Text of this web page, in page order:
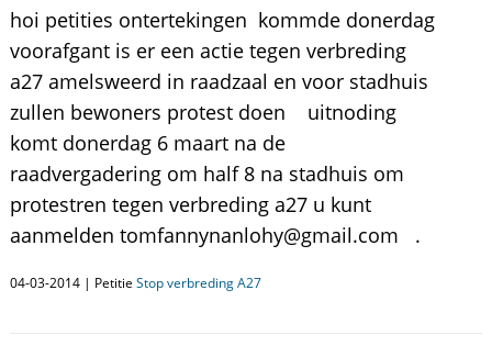
hoi petities ontertekingen kommde donerdag
voorafgant is er een actie tegen verbreding
a27 amelsweerd in raadzaal en voor stadhuis
zullen bewoners protest doen uitnoding
komt donerdag 6 maart na de
raadvergadering om half 8 na stadhuis om
protestren tegen verbreding a27 u kunt
aanmelden tomfannynanlohy@gmail.com .
04-03-2014 | Petitie Stop verbreding A27